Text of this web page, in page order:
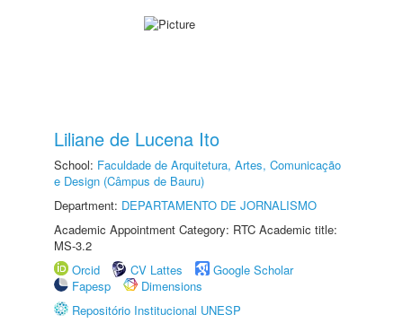
Liliane de Lucena Ito
School: Faculdade de Arquitetura, Artes, Comunicação
e Design (Câmpus de Bauru)
Department: DEPARTAMENTO DE JORNALISMO
Academic Appointment Category: RTC Academic title:
MS-3.2
Orcid
CV Lattes
Google Scholar
Fapesp
Dimensions
Repositório Institucional UNESP